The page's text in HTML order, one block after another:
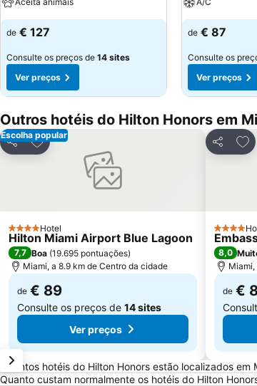
de € 127
Consulte os preços de 14 sites
Ver preços
de € 87
Consulte os
Ver preços
Outros hotéis do Hilton Honors em
Escolha popular
Partilhar
Adicionar aos favoritos
4 Estrelas
Hotel
Hilton Miami Airport Blue Lagoon
7,7 Boa (19.695 pontuações)
Miami, a 8.9 km de Centro da cidade
de € 89
Consulte os preços de 14 sites
Ver preços
Partilhar
4
8,0
de €
Perguntas Frequentes sobre Miami
Quantos hotéis do Hilton Honors estão localizados em
Quanto custam normalmente os hotéis do Hilton